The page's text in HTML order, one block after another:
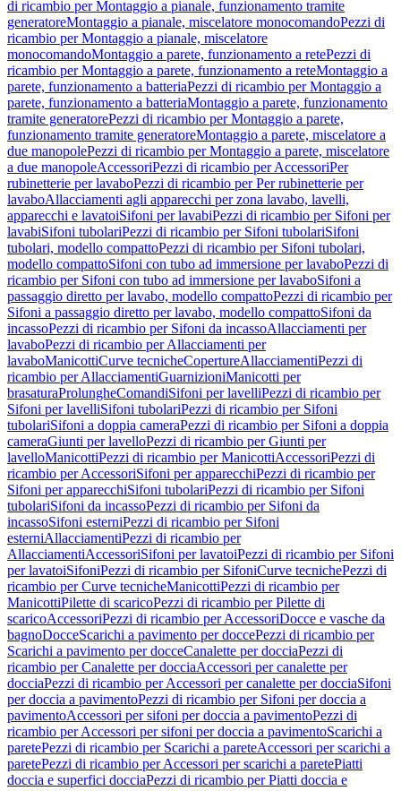
di ricambio per Montaggio a pianale, funzionamento tramite
generatoreMontaggio a pianale, miscelatore monocomandoPezzi di
ricambio per Montaggio a pianale, miscelatore
monocomandoMontaggio a parete, funzionamento a retePezzi di
ricambio per Montaggio a parete, funzionamento a reteMontaggio a
parete, funzionamento a batteriaPezzi di ricambio per Montaggio a
parete, funzionamento a batteriaMontaggio a parete, funzionamento
tramite generatorePezzi di ricambio per Montaggio a parete,
funzionamento tramite generatoreMontaggio a parete, miscelatore a
due manopolePezzi di ricambio per Montaggio a parete, miscelatore
a due manopoleAccessoriPezzi di ricambio per AccessoriPer
rubinetterie per lavaboPezzi di ricambio per Per rubinetterie per
lavaboAllacciamenti agli apparecchi per zona lavabo, lavelli,
apparecchi e lavatoiSifoni per lavabiPezzi di ricambio per Sifoni per
lavabiSifoni tubolariPezzi di ricambio per Sifoni tubolariSifoni
tubolari, modello compattoPezzi di ricambio per Sifoni tubolari,
modello compattoSifoni con tubo ad immersione per lavaboPezzi di
ricambio per Sifoni con tubo ad immersione per lavaboSifoni a
passaggio diretto per lavabo, modello compattoPezzi di ricambio per
Sifoni a passaggio diretto per lavabo, modello compattoSifoni da
incassoPezzi di ricambio per Sifoni da incassoAllacciamenti per
lavaboPezzi di ricambio per Allacciamenti per
lavaboManicottiCurve tecnicheCopertureAllacciamentiPezzi di
ricambio per AllacciamentiGuarnizioniManicotti per
brasaturaProlungheComandiSifoni per lavelliPezzi di ricambio per
Sifoni per lavelliSifoni tubolariPezzi di ricambio per Sifoni
tubolariSifoni a doppia cameraPezzi di ricambio per Sifoni a doppia
cameraGiunti per lavelloPezzi di ricambio per Giunti per
lavelloManicottiPezzi di ricambio per ManicottiAccessoriPezzi di
ricambio per AccessoriSifoni per apparecchiPezzi di ricambio per
Sifoni per apparecchiSifoni tubolariPezzi di ricambio per Sifoni
tubolariSifoni da incassoPezzi di ricambio per Sifoni da
incassoSifoni esterniPezzi di ricambio per Sifoni
esterniAllacciamentiPezzi di ricambio per
AllacciamentiAccessoriSifoni per lavatoiPezzi di ricambio per Sifoni
per lavatoiSifoniPezzi di ricambio per SifoniCurve tecnichePezzi di
ricambio per Curve tecnicheManicottiPezzi di ricambio per
ManicottiPilette di scaricoPezzi di ricambio per Pilette di
scaricoAccessoriPezzi di ricambio per AccessoriDocce e vasche da
bagnoDocceScarichi a pavimento per doccePezzi di ricambio per
Scarichi a pavimento per docceCanalette per docciaPezzi di
ricambio per Canalette per docciaAccessori per canalette per
docciaPezzi di ricambio per Accessori per canalette per docciaSifoni
per doccia a pavimentoPezzi di ricambio per Sifoni per doccia a
pavimentoAccessori per sifoni per doccia a pavimentoPezzi di
ricambio per Accessori per sifoni per doccia a pavimentoScarichi a
paretePezzi di ricambio per Scarichi a pareteAccessori per scarichi a
paretePezzi di ricambio per Accessori per scarichi a paretePiatti
doccia e superfici docciaPezzi di ricambio per Piatti doccia e